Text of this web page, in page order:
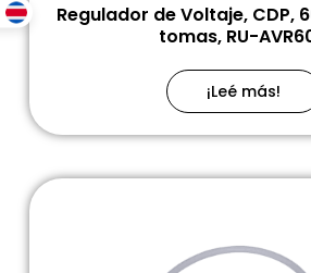
Regulador de Voltaje, CDP,
tomas, RU-
¡Leé más!